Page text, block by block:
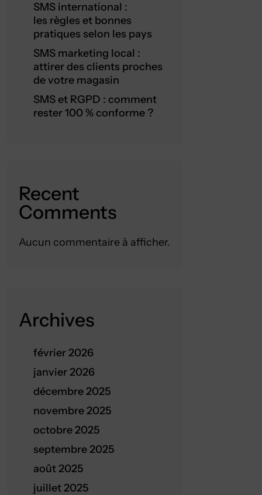
SMS international :
les règles et bonnes
pratiques selon les pays
SMS marketing local :
attirer des clients proches
de votre magasin
SMS et RGPD : comment
rester 100 % conforme ?
Recent
Comments
Aucun commentaire à afficher.
Archives
février 2026
janvier 2026
décembre 2025
novembre 2025
octobre 2025
septembre 2025
août 2025
juillet 2025